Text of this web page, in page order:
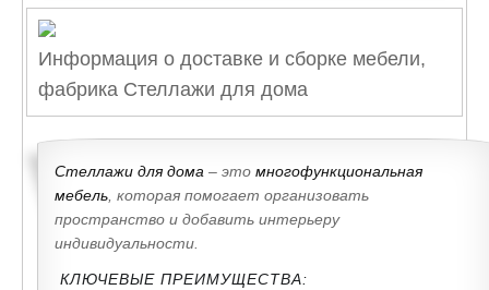
Информация о доставке и сборке мебели,
фабрика Стеллажи для дома
Стеллажи для дома – это многофункциональная
мебель , которая помогает организовать
пространство и добавить интерьеру
индивидуальности.
КЛЮЧЕВЫЕ ПРЕИМУЩЕСТВА: